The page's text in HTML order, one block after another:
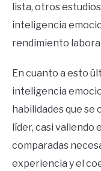
lista, otros
inteligencia
rendimiento
En cuanto a esto
inteligencia
habilidades que se
líder, casi valiendo
comparadas
experiencia y el